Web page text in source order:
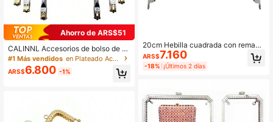
Ahorro de ARS$51
CALINNL Accesorios de bolso de e
mbrague con marco plegable, comp
onentes DIY, partes reemplazables,
accesorios reutilizables para bolsa
#1 Más vendidos en Plateado Accesorios para bolsas de bricolaje
ARS$6.800 -1%
20cm Hebilla cuadrada con remach
e, marco metálico para billetera, ac
cesorios DIY para bolsos
ARS$7.160
-18% ¡Últimos 2 días